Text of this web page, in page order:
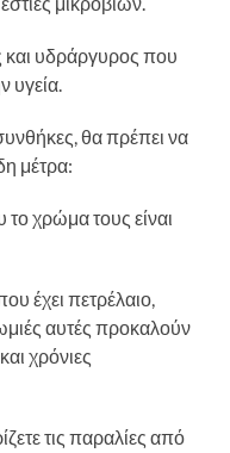
υδράργυρος που
υγεία.
θα πρέπει να
μέτρα:
χρώμα τους είναι
έχει πετρέλαιο,
αυτές προκαλούν
χρόνιες
τις παραλίες από